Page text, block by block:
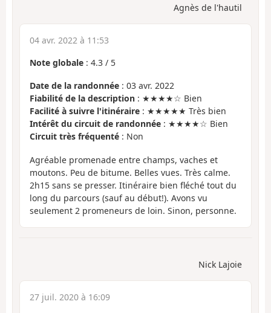
Agnès de l'hautil
04 avr. 2022 à 11:53
Note globale : 4.3 / 5
Date de la randonnée : 03 avr. 2022
Fiabilité de la description : ★★★★☆ Bien
Facilité à suivre l'itinéraire : ★★★★★ Très bien
Intérêt du circuit de randonnée : ★★★★☆ Bien
Circuit très fréquenté : Non
Agréable promenade entre champs, vaches et
moutons. Peu de bitume. Belles vues. Très calme.
2h15 sans se presser. Itinéraire bien fléché tout du
long du parcours (sauf au début!). Avons vu
seulement 2 promeneurs de loin. Sinon, personne.
Nick Lajoie
27 juil. 2020 à 16:09